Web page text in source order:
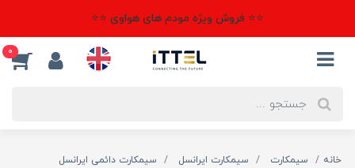
⭐⭐ فروش ویژه مودم های هواوی ⭐⭐
0
خانه سیمکارت سیمکارت ایرانسل
سیمکارت دائمی ایرانسل